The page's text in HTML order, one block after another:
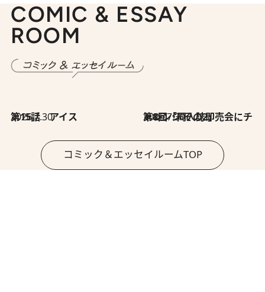
COMIC & ESSAY
ROOM
2026.7.30
第15話 アイス 2026.7.30
第8回「同人誌即売会にチャレンジ その2」
コミック＆エッセイルームTOP